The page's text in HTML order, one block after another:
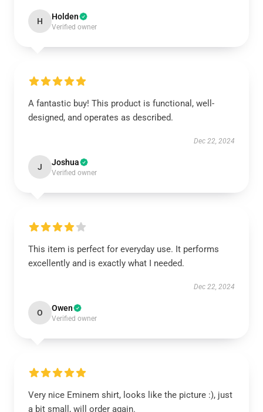
H Holden
Verified owner
A fantastic buy! This product is functional, well-
designed, and operates as described.
Dec 22, 2024
J Joshua
Verified owner
This item is perfect for everyday use. It performs
excellently and is exactly what I needed.
Dec 22, 2024
O Owen
Verified owner
Very nice Eminem shirt, looks like the picture :), just
a bit small, will order again.